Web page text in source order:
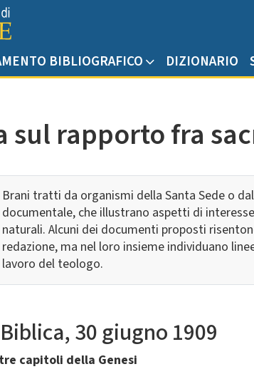
BIBLIOGRAFICO DIZIONARIO
sul rapporto fra
Brani tratti da organismi della Santa Sede o
documentale, che illustrano aspetti di
naturali. Alcuni dei documenti proposti
redazione, ma nel loro insieme individuano
lavoro del teologo.
30 giugno 1909
capitoli della Genesi